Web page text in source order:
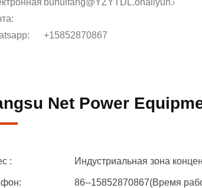
buhuifang@YZYTDL.onaliyun.com
+15852870867
Net Power
: Индустриальная зона
86--15852870867(Время